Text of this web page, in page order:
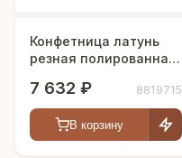
Конфетница латунь
резная полированная
7 632 ₽ 8819715
В корзину